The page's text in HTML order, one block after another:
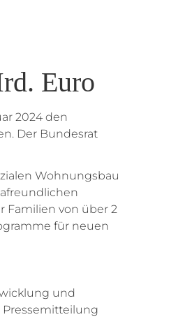
Euro
2024 den
Der Bundesrat
Wohnungsbau
Familien von über 2
für neuen
und
Pressemitteilung